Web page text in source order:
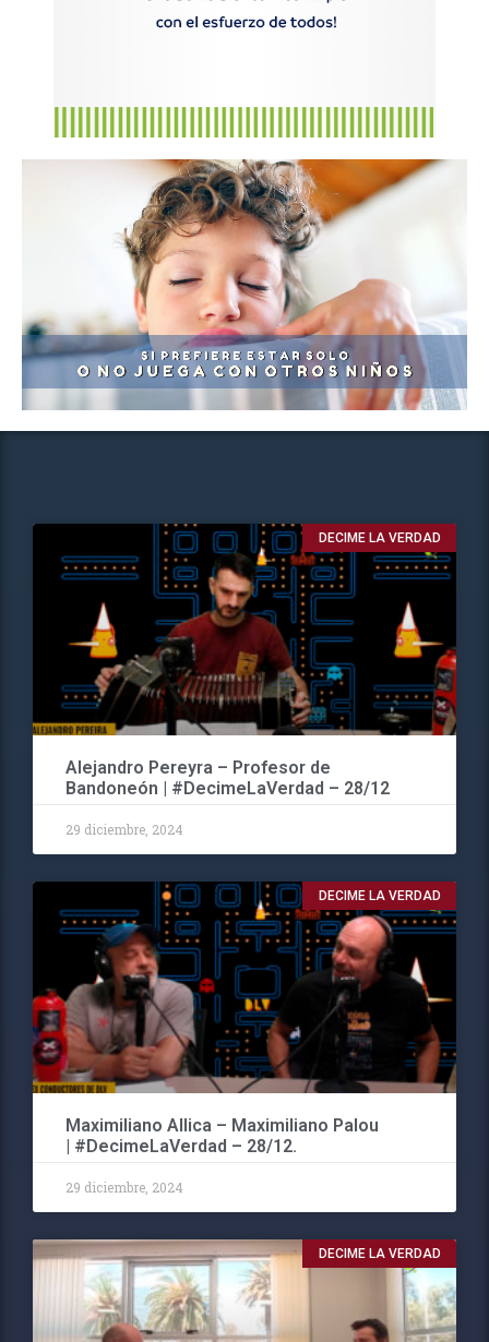
DECIME LA VERDAD
Alejandro Pereyra – Profesor de
Bandoneón | #DecimeLaVerdad – 28/12
29 diciembre, 2024
DECIME LA VERDAD
Maximiliano Allica – Maximiliano Palou
| #DecimeLaVerdad – 28/12.
29 diciembre, 2024
DECIME LA VERDAD